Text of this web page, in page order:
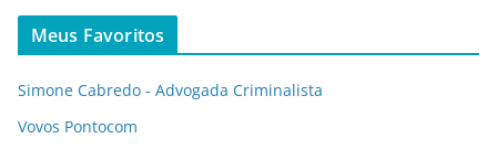
q
v
o
Meus Favoritos
Simone Cabredo - Advogada Criminalista
Vovos Pontocom